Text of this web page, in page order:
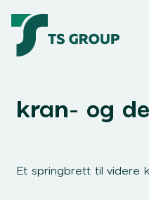
kran- og
Et springbrett til videre